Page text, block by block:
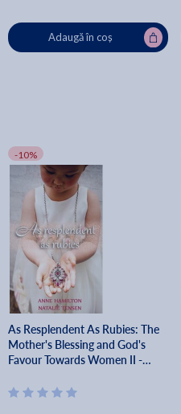
Adaugă în coș
-10%
As Resplendent As Rubies: The
Mother's Blessing and God's
Favour Towards Women II -